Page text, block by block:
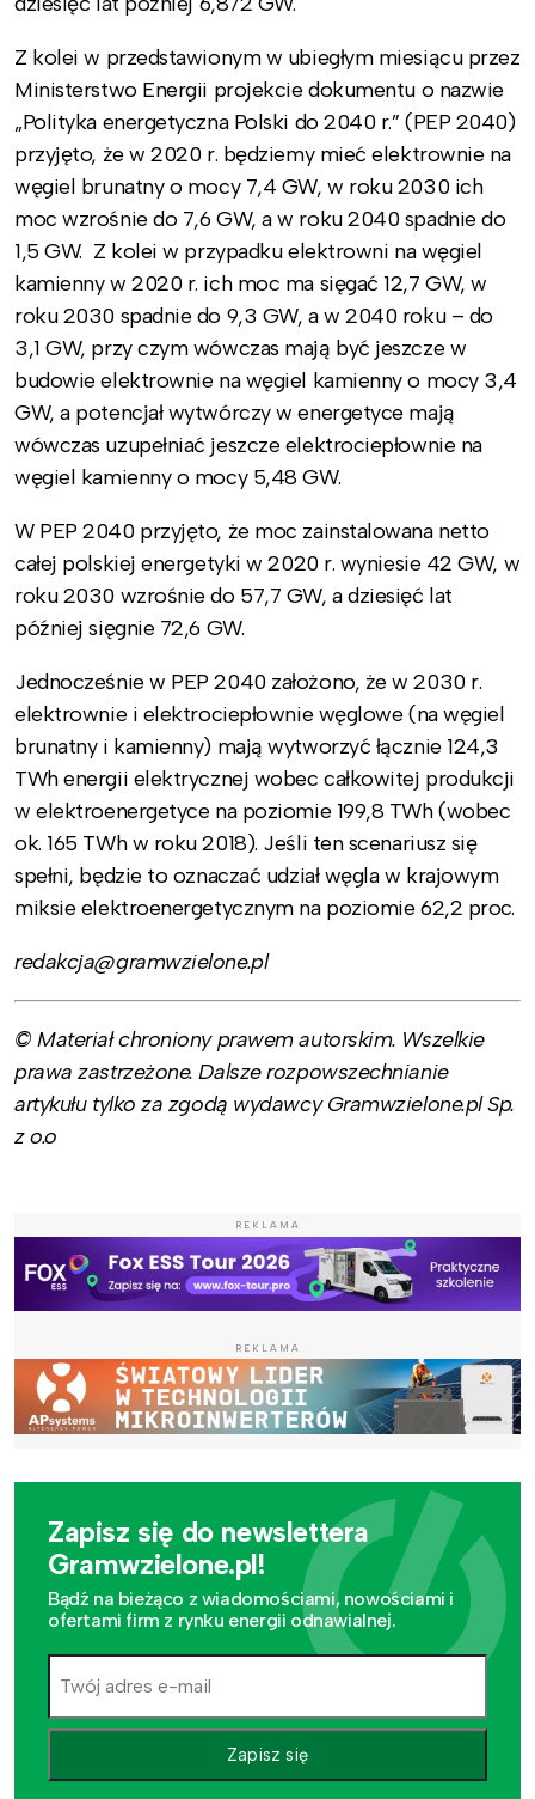
Z kolei w przedstawionym w ubiegłym miesiącu przez
Ministerstwo Energii projekcie dokumentu o nazwie
„Polityka energetyczna Polski do 2040 r.” (PEP 2040)
przyjęto, że w 2020 r. będziemy mieć elektrownie na
węgiel brunatny o mocy 7,4 GW, w roku 2030 ich
moc wzrośnie do 7,6 GW, a w roku 2040 spadnie do
1,5 GW. Z kolei w przypadku elektrowni na węgiel
kamienny w 2020 r. ich moc ma sięgać 12,7 GW, w
roku 2030 spadnie do 9,3 GW, a w 2040 roku – do
3,1 GW, przy czym wówczas mają być jeszcze w
budowie elektrownie na węgiel kamienny o mocy 3,4
GW, a potencjał wytwórczy w energetyce mają
wówczas uzupełniać jeszcze elektrociepłownie na
węgiel kamienny o mocy 5,48 GW.
W PEP 2040 przyjęto, że moc zainstalowana netto
całej polskiej energetyki w 2020 r. wyniesie 42 GW, w
roku 2030 wzrośnie do 57,7 GW, a dziesięć lat
później sięgnie 72,6 GW.
Jednocześnie w PEP 2040 założono, że w 2030 r.
elektrownie i elektrociepłownie węglowe (na węgiel
brunatny i kamienny) mają wytworzyć łącznie 124,3
TWh energii elektrycznej wobec całkowitej produkcji
w elektroenergetyce na poziomie 199,8 TWh (wobec
ok. 165 TWh w roku 2018). Jeśli ten scenariusz się
spełni, będzie to oznaczać udział węgla w krajowym
miksie elektroenergetycznym na poziomie 62,2 proc.
redakcja@gramwzielone.pl
© Materiał chroniony prawem autorskim. Wszelkie
prawa zastrzeżone. Dalsze rozpowszechnianie
artykułu tylko za zgodą wydawcy Gramwzielone.pl Sp.
z o.o
REKLAMA
REKLAMA
Zapisz się do newslettera
Gramwzielone.pl!
Bądź na bieżąco z wiadomościami, nowościami i
ofertami firm z rynku energii odnawialnej.
Zapisz się